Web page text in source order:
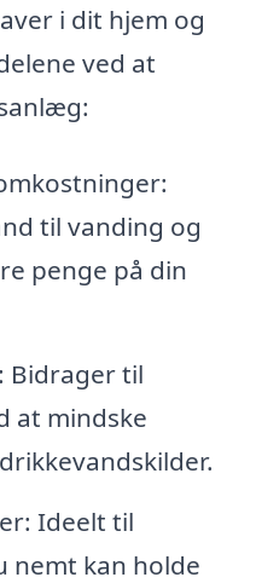
i dit hjem og
ved at
til vanding og
penge på din
Bidrager til
at mindske
Ideelt til
nemt kan holde